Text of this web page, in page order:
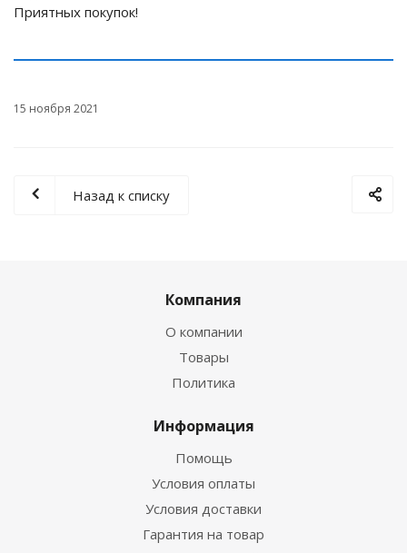
Приятных покупок!
15 ноября 2021
Назад к списку
Компания
О компании
Товары
Политика
Информация
Помощь
Условия оплаты
Условия доставки
Гарантия на товар